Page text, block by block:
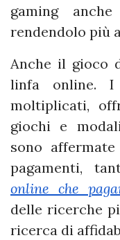
gaming
rendendolo più
Anche il gioco
linfa online.
moltiplicati,
giochi e
sono
pagamenti,
online che
delle ricerche
ricerca di